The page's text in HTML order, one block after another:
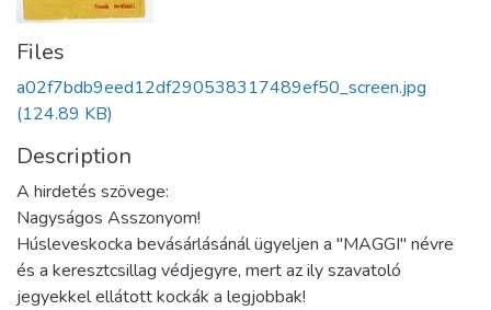
Files
a02f7bdb9eed12df290538317489ef50_screen.jpg
(124.89 KB)
Description
A hirdetés szövege:
Nagyságos Asszonyom!
Húsleveskocka bevásárlásánál ügyeljen a "MAGGI" névre
és a keresztcsillag védjegyre, mert az ily szavatoló
jegyekkel ellátott kockák a legjobbak!